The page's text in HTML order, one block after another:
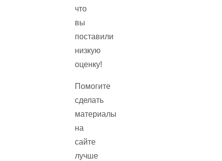
что
вы
поставили
низкую
оценку!
Помогите
сделать
материалы
на
сайте
лучше